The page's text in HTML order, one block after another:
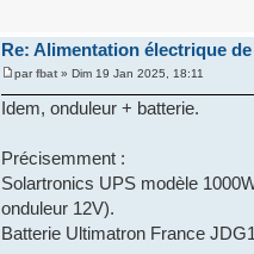
Re: Alimentation électrique
parfbat » Dim 19 Jan 2025, 18:11
Idem, onduleur + batterie.
Précisemment :
Solartronics UPS modèle
onduleur 12V).
Batterie Ultimatron France